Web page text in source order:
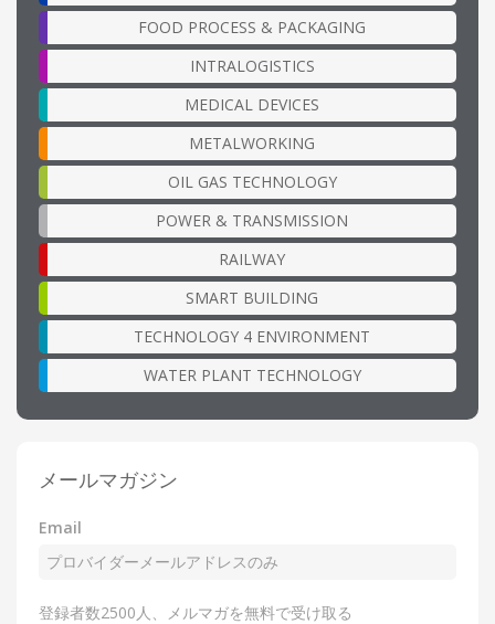
FOOD PROCESS & PACKAGING
INTRALOGISTICS
MEDICAL DEVICES
METALWORKING
OIL GAS TECHNOLOGY
POWER & TRANSMISSION
RAILWAY
SMART BUILDING
TECHNOLOGY 4 ENVIRONMENT
WATER PLANT TECHNOLOGY
メールマガジン
Email
登録者数2500人、メルマガを無料で受け取る